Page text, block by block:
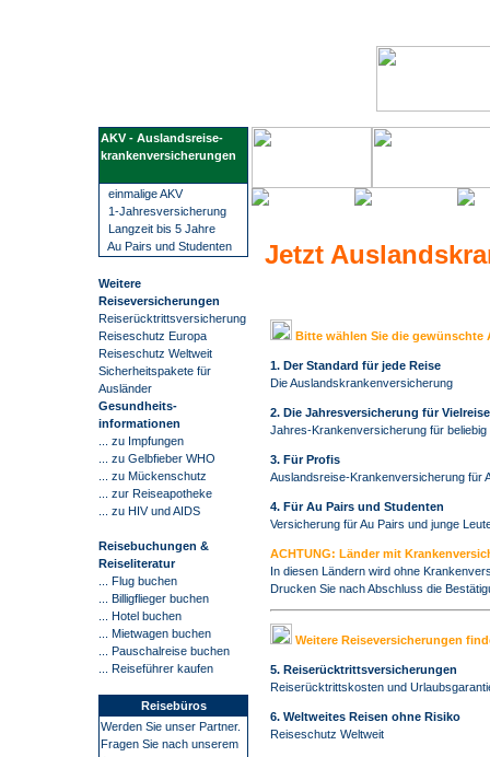
AKV - Auslandsreise-
krankenversicherungen
einmalige AKV
1-Jahresversicherung
Langzeit bis 5 Jahre
Au Pairs und Studenten
Weitere
Reiseversicherungen
Reiserücktrittsversicherung
Reiseschutz Europa
Reiseschutz Weltweit
Sicherheitspakete für
Ausländer
Gesundheits-
informationen
... zu Impfungen
... zu Gelbfieber WHO
... zu Mückenschutz
... zur Reiseapotheke
... zu HIV und AIDS
Reisebuchungen &
Reiseliteratur
... Flug buchen
... Billigflieger buchen
Hotel buchen
... Mietwagen buchen
... Pauschalreise buchen
Reiseführer kaufen
Reisebüros
Werden Sie unser Partner.
Fragen Sie nach unserem
Jetzt
Bitte wählen Sie die gewünschte
1. Der Standard für jede Reise
Die Auslandskrankenversicherung
2. Die Jahresversicherung für
Jahres-Krankenversicherung für beliebig
3. Für Profis
Auslandsreise-Krankenversicherung für
4. Für Au Pairs und Studenten
Versicherung für Au Pairs und junge
ACHTUNG: Länder mit
In diesen Ländern wird ohne
Drucken Sie nach Abschluss die
Weitere Reiseversicherungen
5. Reiserücktrittsversicherungen
Reiserücktrittskosten und
6. Weltweites Reisen ohne Risiko
Reiseschutz Weltweit